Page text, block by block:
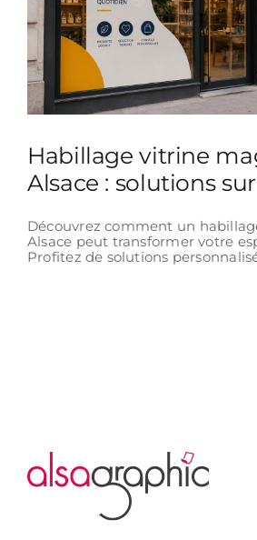
Habillage vitrine
Alsace : solutions
Découvrez comment un
Alsace peut transformer votre
Profitez de solutions